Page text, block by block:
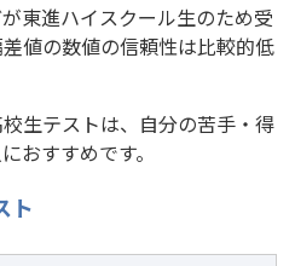
東進ハイスクール生のため受
値の数値の信頼性は比較的低
生テストは、自分の苦手・得
おすすめです。
ト